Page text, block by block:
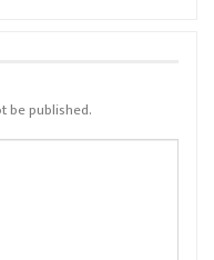
be published.